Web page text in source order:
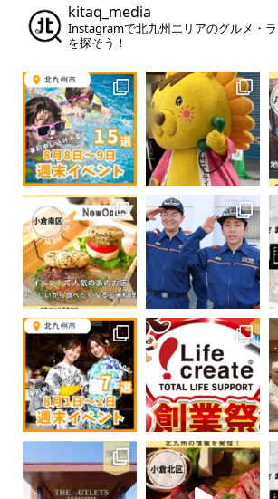
kitaq_media
Instagramで北九州エリアのグルメ・
を探そう！